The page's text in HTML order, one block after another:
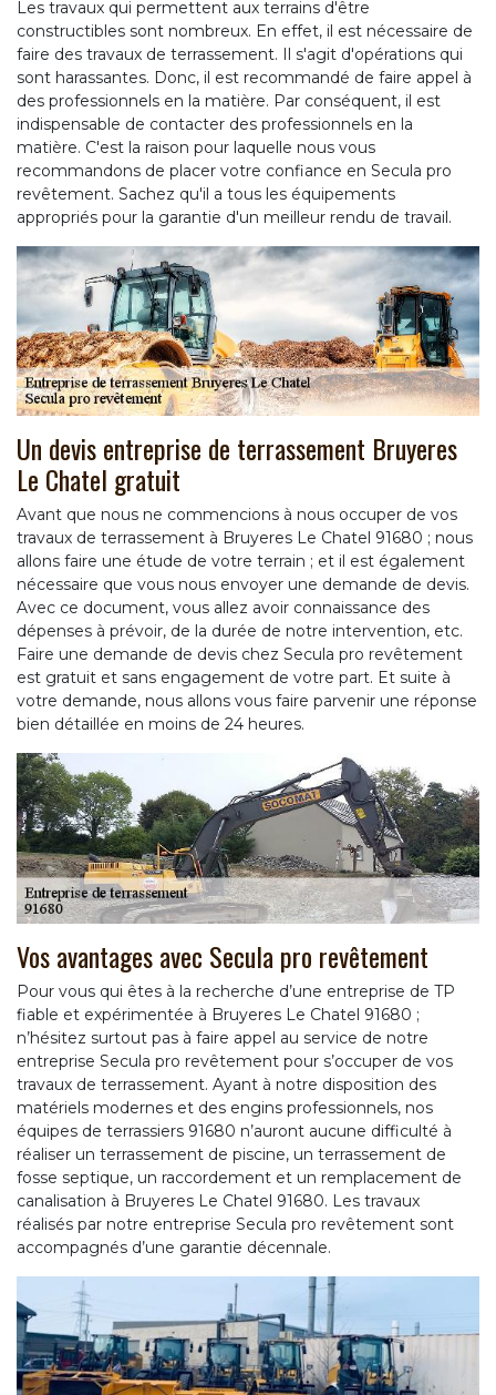
Les travaux qui permettent aux terrains d'être
constructibles sont nombreux. En effet, il est nécessaire de
faire des travaux de terrassement. Il s'agit d'opérations qui
sont harassantes. Donc, il est recommandé de faire appel à
des professionnels en la matière. Par conséquent, il est
indispensable de contacter des professionnels en la
matière. C'est la raison pour laquelle nous vous
recommandons de placer votre confiance en Secula pro
revêtement. Sachez qu'il a tous les équipements
appropriés pour la garantie d'un meilleur rendu de travail.
Un devis entreprise de terrassement Bruyeres
Le Chatel gratuit
Avant que nous ne commencions à nous occuper de vos
travaux de terrassement à Bruyeres Le Chatel 91680 ; nous
allons faire une étude de votre terrain ; et il est également
nécessaire que vous nous envoyer une demande de devis.
Avec ce document, vous allez avoir connaissance des
dépenses à prévoir, de la durée de notre intervention, etc.
Faire une demande de devis chez Secula pro revêtement
est gratuit et sans engagement de votre part. Et suite à
votre demande, nous allons vous faire parvenir une réponse
bien détaillée en moins de 24 heures.
Vos avantages avec Secula pro revêtement
Pour vous qui êtes à la recherche d’une entreprise de TP
fiable et expérimentée à Bruyeres Le Chatel 91680 ;
n’hésitez surtout pas à faire appel au service de notre
entreprise Secula pro revêtement pour s’occuper de vos
travaux de terrassement. Ayant à notre disposition des
matériels modernes et des engins professionnels, nos
équipes de terrassiers 91680 n’auront aucune difficulté à
réaliser un terrassement de piscine, un terrassement de
fosse septique, un raccordement et un remplacement de
canalisation à Bruyeres Le Chatel 91680. Les travaux
réalisés par notre entreprise Secula pro revêtement sont
accompagnés d’une garantie décennale.